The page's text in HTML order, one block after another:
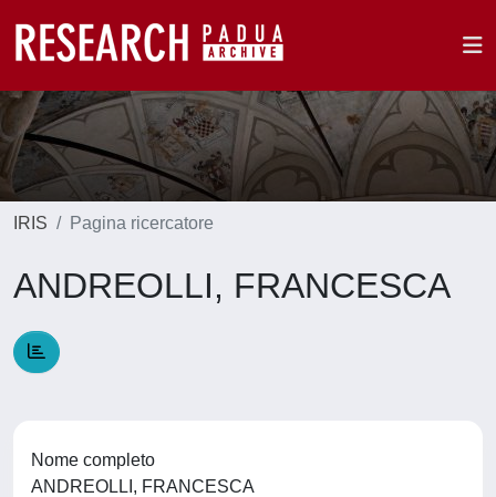
IRIS Pagina ricercatore
ANDREOLLI, FRANCESCA
Nome completo
ANDREOLLI, FRANCESCA